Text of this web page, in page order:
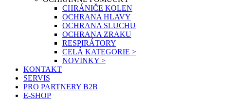
CHRÁNIČE KOLEN
OCHRANA HLAVY
OCHRANA SLUCHU
OCHRANA ZRAKU
RESPIRÁTORY
CELÁ KATEGORIE >
NOVINKY >
KONTAKT
SERVIS
PRO PARTNERY B2B
E-SHOP